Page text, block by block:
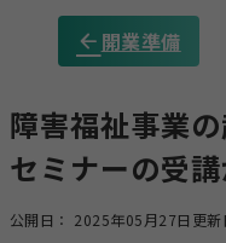
就労系サービス
障害児通所支援
ソフトの機能
利用者
情報管理
開業準備
障害福祉事業
セミナーの受
公開日： 2025年05月27日 更新